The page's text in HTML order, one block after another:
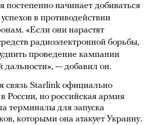
постепенно начинает добиваться
в противодействии
«Если они нарастят
радиоэлектронной борьбы,
проведение кампании
дальности», — добавил он.
связь Starlink официально
России, но российская армия
терминалы для запуска
которыми она атакует Украину.